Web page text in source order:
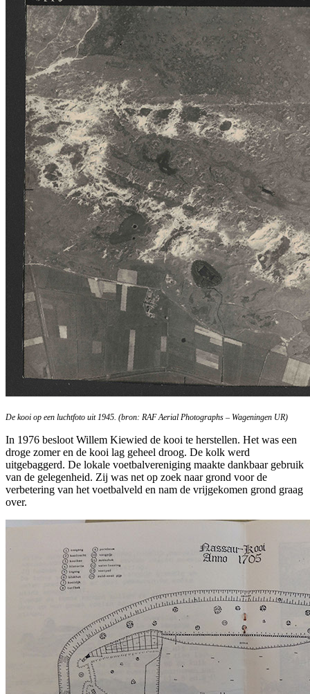
De kooi op een luchtfoto uit 1945. (bron: RAF Aerial Photographs – Wageningen UR)
In 1976 besloot Willem Kiewied de kooi te herstellen. Het was een
droge zomer en de kooi lag geheel droog. De kolk werd
uitgebaggerd. De lokale voetbalvereniging maakte dankbaar gebruik
van de gelegenheid. Zij was net op zoek naar grond voor de
verbetering van het voetbalveld en nam de vrijgekomen grond graag
over.